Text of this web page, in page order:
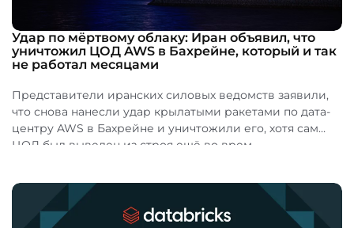
Удар по мёртвому облаку: Иран объявил, что
уничтожил ЦОД AWS в Бахрейне, который и так
не работал месяцами
Представители иранских силовых ведомств заявили,
что снова нанесли удар крылатыми ракетами по дата-
центру AWS в Бахрейне и уничтожили его, хотя сам
ЦОД был выведен из строя ещё во врем...